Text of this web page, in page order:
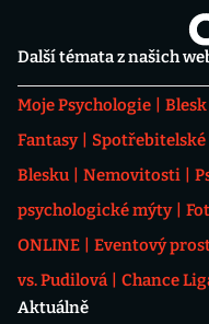
Další témata z našich
Moje Psychologie
Fantasy
Spotřebitelské
Blesku
Nemovitosti
psychologické mýty
ONLINE
Eventový
vs. Pudilová
Chance
Aktuálně